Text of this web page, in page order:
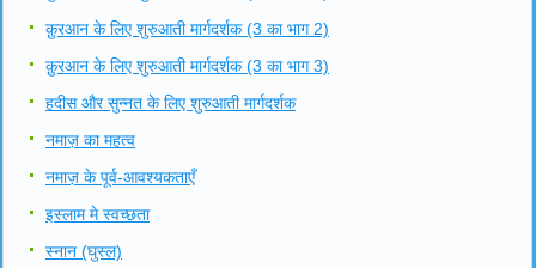
क़ुरआन के लिए शुरुआती मार्गदर्शक (3 का भाग 2)
क़ुरआन के लिए शुरुआती मार्गदर्शक (3 का भाग 3)
हदीस और सुन्नत के लिए शुरुआती मार्गदर्शक
नमाज़ का महत्व
नमाज़ के पूर्व-आवश्यकताएँ
इस्लाम मे स्वच्छता
स्नान (घुस्ल)